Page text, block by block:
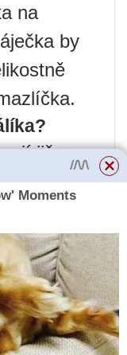
na
by
již
(v
dnem,